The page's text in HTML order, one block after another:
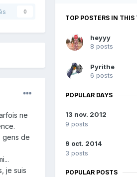
0
ne
gens de
je suis
TOP POSTERS IN THIS
heyyy
8 posts
Pyrithe
6 posts
POPULAR DAYS
13 nov. 2012
9 posts
9 oct. 2014
3 posts
POPULAR POSTS